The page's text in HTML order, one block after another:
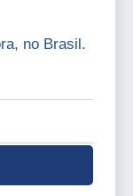
no Brasil.